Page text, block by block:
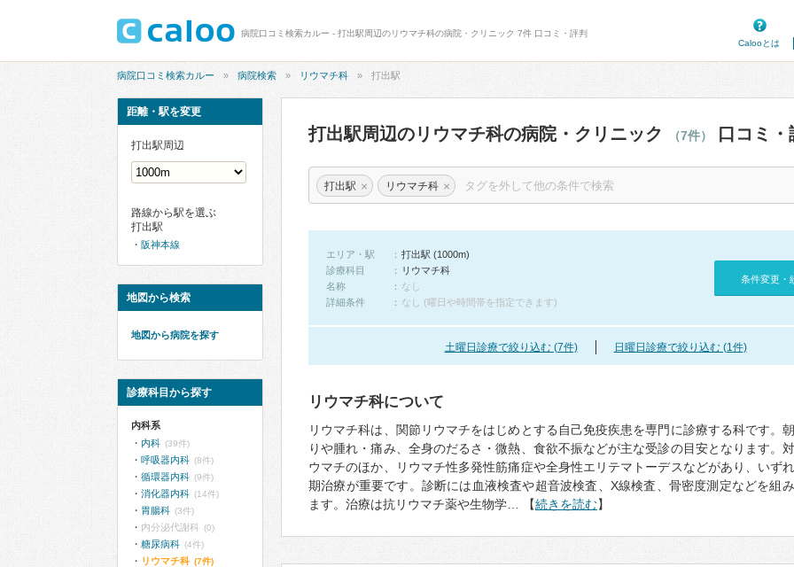
病院口コミ検索カルー - 打出駅周辺のリウマチ科の病院・クリニック 7件 口コミ・評判
Calooとは
病院口コミ検索カルー 病院検索 リウマチ科 打出駅
打出駅周辺のリウマチ科の病院・クリニック （7件） 口コミ・
打出駅 × リウマチ科 ×
エリア・駅
打出駅 (1000m)
診療科目
リウマチ科
名称
なし
詳細条件
なし (曜日や時間帯を指定できます)
条件変更・
土曜日診療で絞り込む (7件) 日曜日診療で絞り込む (1件)
リウマチ科について
リウマチ科は、関節リウマチをはじめとする自己免疫疾患を専門に診療する科です。
りや腫れ・痛み、全身のだるさ・微熱、食欲不振などが主な受診の目安となります。
ウマチのほか、リウマチ性多発性筋痛症や全身性エリテマトーデスなどがあり、いず
期治療が重要です。診断には血液検査や超音波検査、X線検査、骨密度測定などを組
ます。治療は抗リウマチ薬や生物学… 【続きを読む】
距離・駅を変更
打出駅周辺
路線から駅を選ぶ
打出駅
阪神本線
地図から検索
地図から病院を探す
診療科目から探す
内科系
内科 (39件)
呼吸器内科 (8件)
循環器内科 (9件)
消化器内科 (14件)
胃腸科 (3件)
内分泌代謝科 (0)
糖尿病科 (4件)
リウマチ科 (7件)